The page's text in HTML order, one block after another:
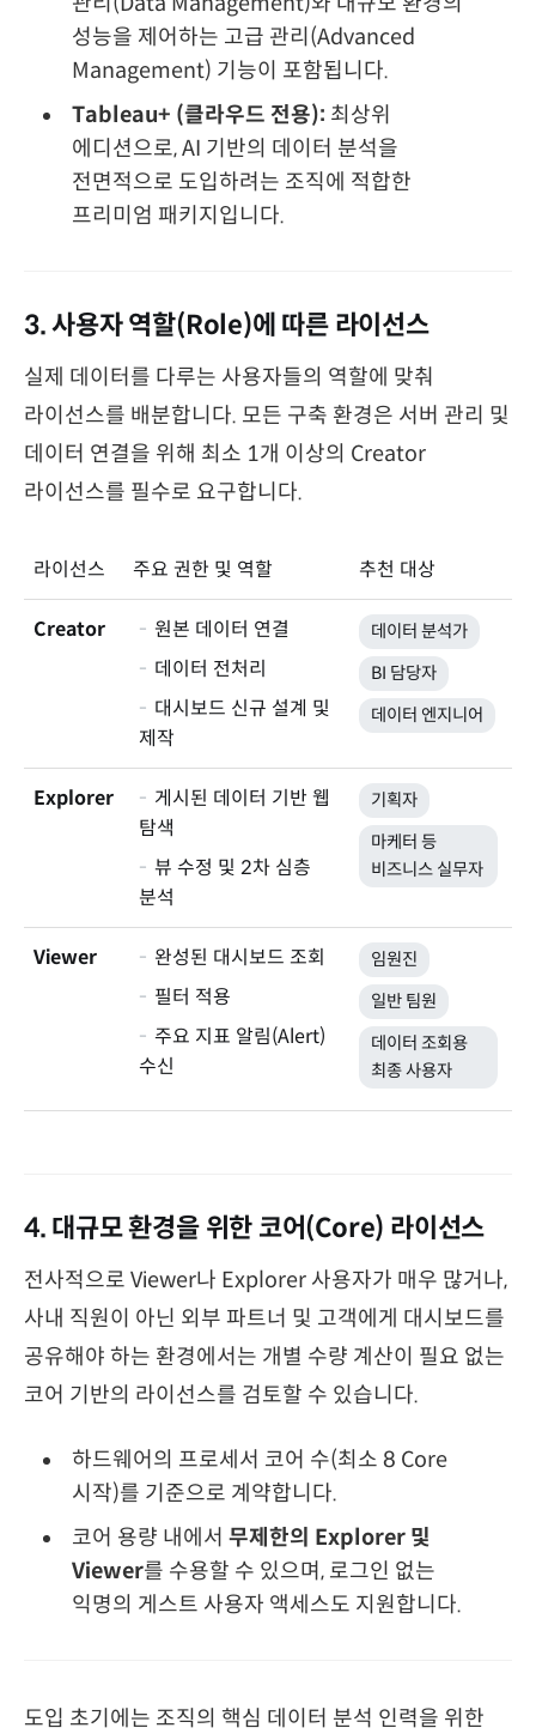
성능을 제어하는 고급 관리(Advanced
Management) 기능이 포함됩니다.
Tableau+ (클라우드 전용): 최상위
에디션으로, AI 기반의 데이터 분석을
전면적으로 도입하려는 조직에 적합한
프리미엄 패키지입니다.
3. 사용자 역할(Role)에 따른 라이선스
실제 데이터를 다루는 사용자들의 역할에 맞춰
라이선스를 배분합니다. 모든 구축 환경은 서버 관리 및
데이터 연결을 위해 최소 1개 이상의 Creator
라이선스를 필수로 요구합니다.
라이선스 주요 권한 및 역할 추천 대상
Creator - 원본 데이터 연결
- 데이터 전처리
- 대시보드 신규 설계 및
제작
데이터 분석가
BI 담당자
데이터 엔지니어
Explorer - 게시된 데이터 기반 웹
탐색
- 뷰 수정 및 2차 심층
분석
기획자
마케터 등
비즈니스 실무자
Viewer - 완성된 대시보드 조회
- 필터 적용
- 주요 지표 알림(Alert)
수신
임원진
일반 팀원
데이터 조회용
최종 사용자
4. 대규모 환경을 위한 코어(Core) 라이선스
전사적으로 Viewer나 Explorer 사용자가 매우 많거나,
사내 직원이 아닌 외부 파트너 및 고객에게 대시보드를
공유해야 하는 환경에서는 개별 수량 계산이 필요 없는
코어 기반의 라이선스를 검토할 수 있습니다.
하드웨어의 프로세서 코어 수(최소 8 Core
시작)를 기준으로 계약합니다.
코어 용량 내에서 무제한의 Explorer 및
Viewer를 수용할 수 있으며, 로그인 없는
익명의 게스트 사용자 액세스도 지원합니다.
도입 초기에는 조직의 핵심 데이터 분석 인력을 위한